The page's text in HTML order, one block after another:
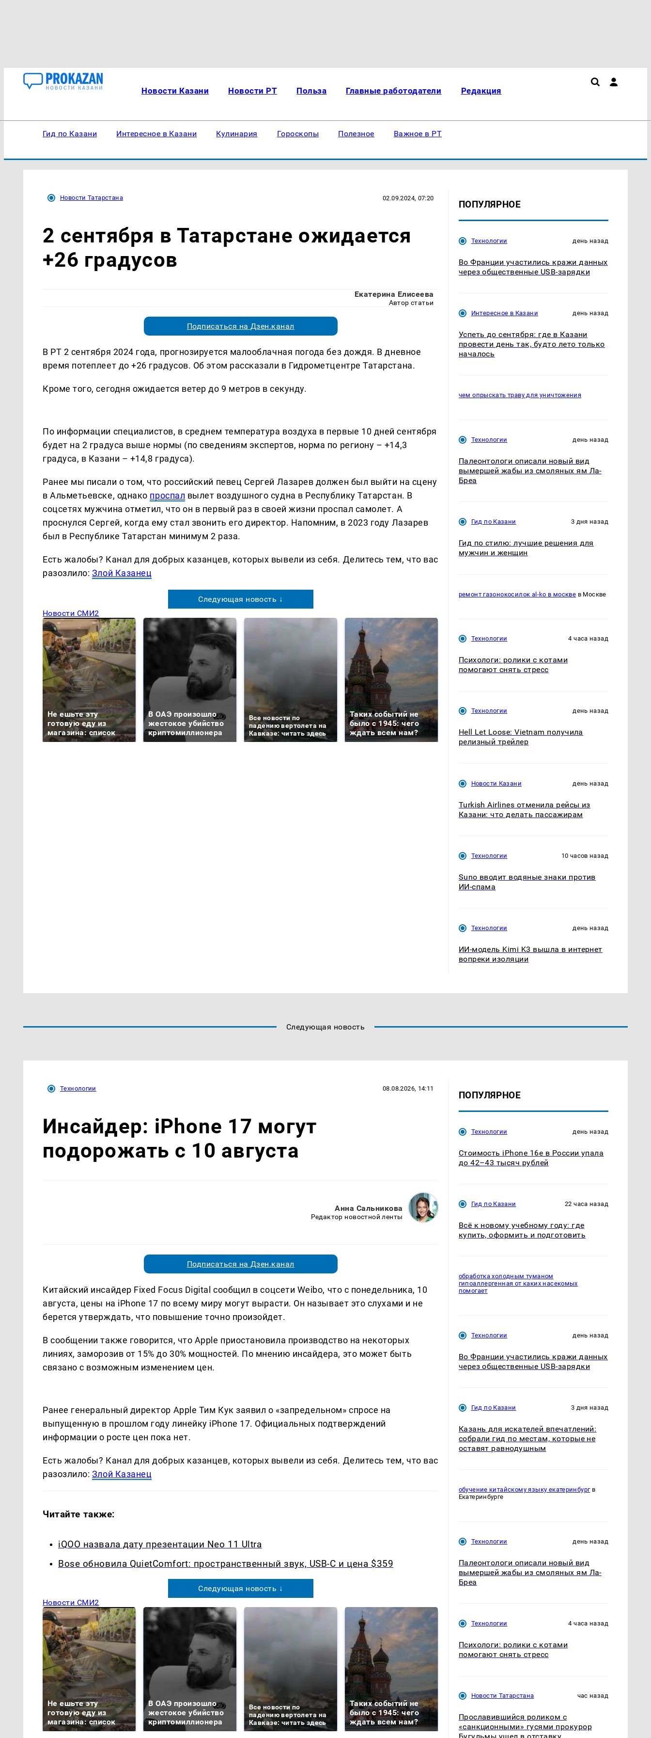
Новости Казани Новости РТ Польза Главные работодатели Редакция
Гид по Казани Интересное в Казани Кулинария Гороскопы Полезное Важное в РТ
Новости Татарстана 02.09.2024, 07:20
2 сентября в Татарстане ожидается
+26 градусов
Екатерина Елисеева
Автор статьи
Подписаться на Дзен.канал
В РТ 2 сентября 2024 года, прогнозируется малооблачная погода без дождя. В дневное
время потеплеет до +26 градусов. Об этом рассказали в Гидрометцентре Татарстана.
Кроме того, сегодня ожидается ветер до 9 метров в секунду.
По информации специалистов, в среднем температура воздуха в первые 10 дней сентября
будет на 2 градуса выше нормы (по сведениям экспертов, норма по региону – +14,3
градуса, в Казани – +14,8 градуса).
Ранее мы писали о том, что российский певец Сергей Лазарев должен был выйти на сцену
в Альметьевске, однако проспал вылет воздушного судна в Республику Татарстан. В
соцсетях мужчина отметил, что он в первый раз в своей жизни проспал самолет. А
проснулся Сергей, когда ему стал звонить его директор. Напомним, в 2023 году Лазарев
был в Республике Татарстан минимум 2 раза.
Есть жалобы? Канал для добрых казанцев, которых вывели из себя. Делитеcь тем, что вас
разозлило: Злой Казанец
Следующая новость ↓
Новости СМИ2
Не ешьте эту
готовую еду из
магазина: список
В ОАЭ произошло
жестокое убийство
криптомиллионера
Все новости по
падению вертолета на
Кавказе: читать здесь
Таких событий не
было с 1945: чего
ждать всем нам?
продукта: что купить?
полицейскую
подожгли.
ПОПУЛЯРНОЕ
Технологии день назад
Во Франции участились кражи данных
через общественные USB-зарядки
Интересное в Казани день назад
Успеть до сентября: где в Казани
провести день так, будто лето только
началось
чем опрыскать траву для уничтожения
Технологии день назад
Палеонтологи описали новый вид
вымершей жабы из смоляных ям Ла-
Бреа
Гид по Казани 3 дня назад
Гид по стилю: лучшие решения для
мужчин и женщин
ремонт газонокосилок al-ko в москве в Москве
Технологии 4 часа назад
Психологи: ролики с котами
помогают снять стресс
Технологии день назад
Hell Let Loose: Vietnam получила
релизный трейлер
Новости Казани день назад
Turkish Airlines отменила рейсы из
Казани: что делать пассажирам
Технологии 10 часов назад
Suno вводит водяные знаки против
ИИ-спама
Технологии день назад
ИИ-модель Kimi K3 вышла в интернет
вопреки изоляции
Следующая новость
Технологии 08.08.2026, 14:11
Инсайдер: iPhone 17 могут
подорожать с 10 августа
Анна Сальникова
Редактор новостной ленты
Подписаться на Дзен.канал
Китайский инсайдер Fixed Focus Digital сообщил в соцсети Weibo, что с понедельника, 10
августа, цены на iPhone 17 по всему миру могут вырасти. Он называет это слухами и не
берется утверждать, что повышение точно произойдет.
В сообщении также говорится, что Apple приостановила производство на некоторых
линиях, заморозив от 15% до 30% мощностей. По мнению инсайдера, это может быть
связано с возможным изменением цен.
Ранее генеральный директор Apple Тим Кук заявил о «запредельном» спросе на
выпущенную в прошлом году линейку iPhone 17. Официальных подтверждений
информации о росте цен пока нет.
Есть жалобы? Канал для добрых казанцев, которых вывели из себя. Делитеcь тем, что вас
разозлило: Злой Казанец
Читайте также:
iQOO назвала дату презентации Neo 11 Ultra
Bose обновила QuietComfort: пространственный звук, USB-C и цена $359
Следующая новость ↓
Новости СМИ2
Не ешьте эту
готовую еду из
магазина: список
В ОАЭ произошло
жестокое убийство
криптомиллионера
Все новости по
падению вертолета на
Кавказе: читать здесь
Таких событий не
было с 1945: чего
ждать всем нам?
ажиотаж из-за этого
продукта: что купить?
СМИ: В Химках на
подожгли.
ПОПУЛЯРНОЕ
Технологии день назад
Стоимость iPhone 16e в России упала
до 42–43 тысяч рублей
Гид по Казани 22 часа назад
Всё к новому учебному году: где
купить, оформить и подготовить
обработка холодным туманом
гипоаллергенная от каких насекомых
помогает
Технологии день назад
Во Франции участились кражи данных
через общественные USB-зарядки
Гид по Казани 3 дня назад
Казань для искателей впечатлений:
собрали гид по местам, которые не
оставят равнодушным
обучение китайскому языку екатеринбургв
Екатеринбурге
Технологии день назад
Палеонтологи описали новый вид
вымершей жабы из смоляных ям Ла-
Бреа
Технологии 4 часа назад
Психологи: ролики с котами
помогают снять стресс
Новости Татарстана час назад
Прославившийся роликом с
«санкционными» гусями прокурор